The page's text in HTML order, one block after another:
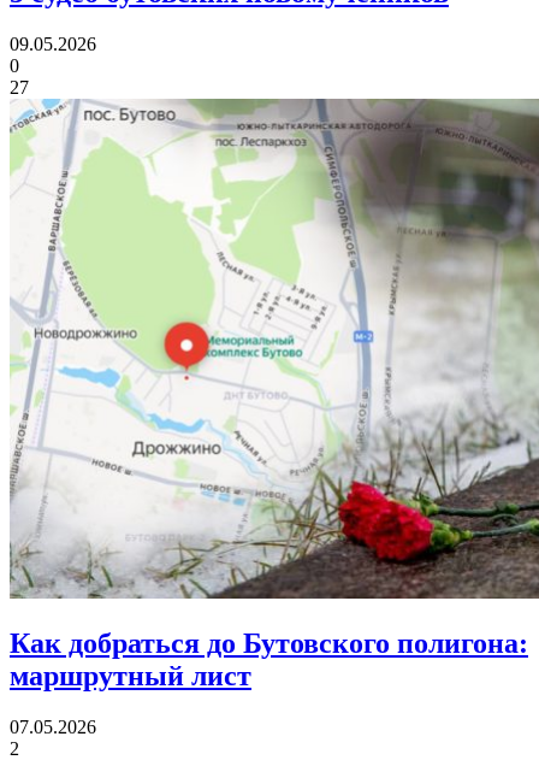
09.05.2026
0
27
Как добраться до Бутовского полигона:
маршрутный лист
07.05.2026
2